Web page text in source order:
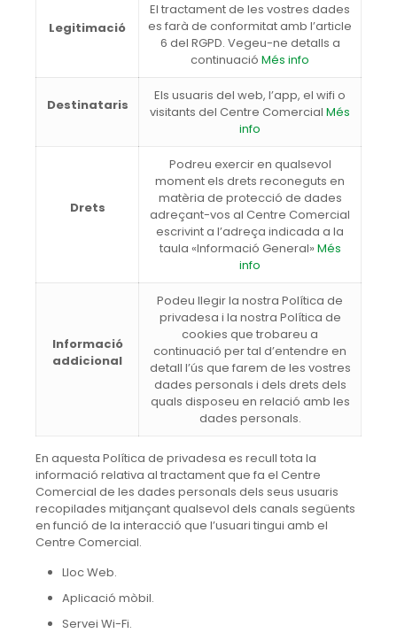
Legitimació
El tractament de les vostres dades
es farà de conformitat amb l’article
6 del RGPD. Vegeu-ne detalls a
continuació Més info
Destinataris
Els usuaris del web, l’app, el wifi o
visitants del Centre Comercial Més
info
Drets
Podreu exercir en qualsevol
moment els drets reconeguts en
matèria de protecció de dades
adreçant-vos al Centre Comercial
escrivint a l’adreça indicada a la
taula «Informació General» Més
info
Informació
addicional
Podeu llegir la nostra Política de
privadesa i la nostra Política de
cookies que trobareu a
continuació per tal d’entendre en
detall l’ús que farem de les vostres
dades personals i dels drets dels
quals disposeu en relació amb les
dades personals.
En aquesta Política de privadesa es recull tota la
informació relativa al tractament que fa el Centre
Comercial de les dades personals dels seus usuaris
recopilades mitjançant qualsevol dels canals següents
en funció de la interacció que l’usuari tingui amb el
Centre Comercial.
Lloc Web.
Aplicació mòbil.
Servei Wi-Fi.